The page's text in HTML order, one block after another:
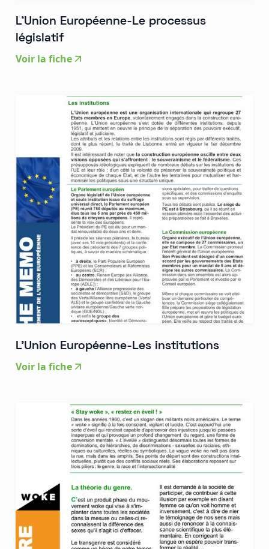
L'Union Européenne-Le processus
législatif
Voir la fiche
L'Union Européenne-Les institutions
Voir la fiche